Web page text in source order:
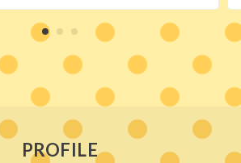
PROFILE